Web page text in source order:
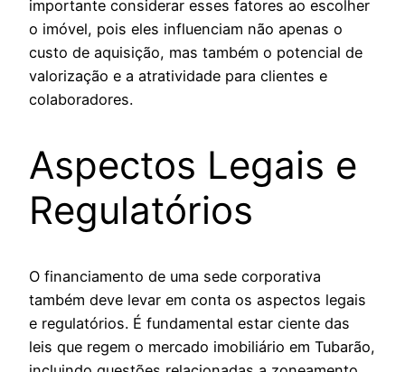
importante considerar esses fatores ao escolher
o imóvel, pois eles influenciam não apenas o
custo de aquisição, mas também o potencial de
valorização e a atratividade para clientes e
colaboradores.
Aspectos Legais e
Regulatórios
O financiamento de uma sede corporativa
também deve levar em conta os aspectos legais
e regulatórios. É fundamental estar ciente das
leis que regem o mercado imobiliário em Tubarão,